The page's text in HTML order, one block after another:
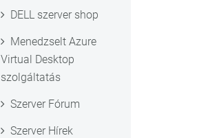
DELL szerver shop
Menedzselt Azure
Virtual Desktop
szolgáltatás
Szerver Fórum
Szerver Hírek